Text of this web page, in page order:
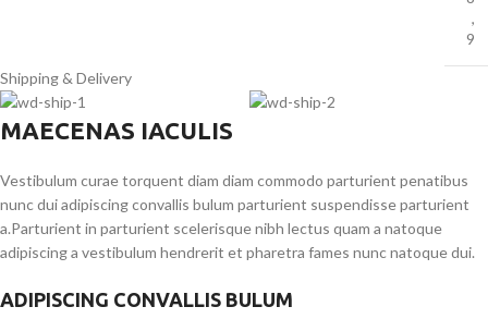
,
9
Shipping & Delivery
MAECENAS IACULIS
Vestibulum curae torquent diam diam commodo parturient penatibus
nunc dui adipiscing convallis bulum parturient suspendisse parturient
a.Parturient in parturient scelerisque nibh lectus quam a natoque
adipiscing a vestibulum hendrerit et pharetra fames nunc natoque dui.
ADIPISCING CONVALLIS BULUM